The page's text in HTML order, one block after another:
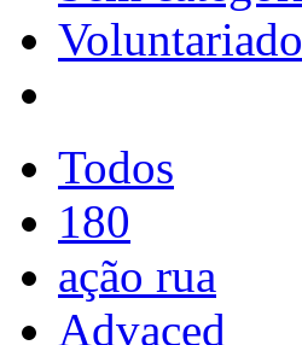
Voluntariado
Todos
180
ação rua
Advaced